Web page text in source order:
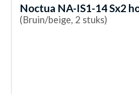
Noctua NA-IS1-14 Sx2
(Bruin/beige, 2 stuks)